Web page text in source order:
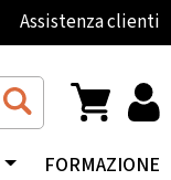
Assistenza clienti
FORMAZIONE